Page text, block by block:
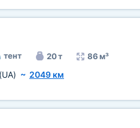
тент 20 т 86 м³
(UA) ~ 2049 км